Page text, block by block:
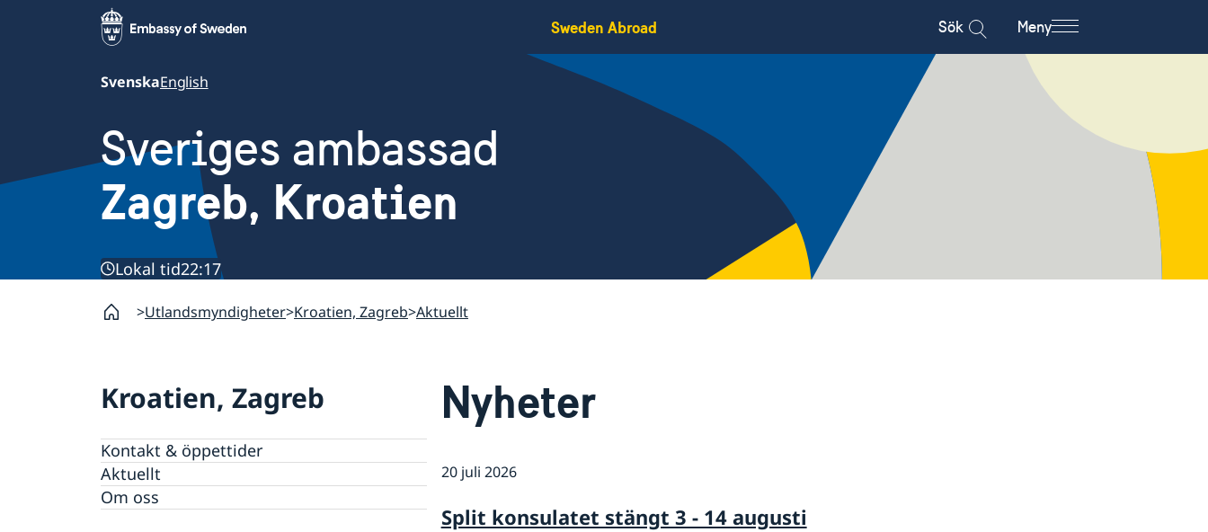
Sweden Abroad Sök Meny
SvenskaEnglish
Sveriges ambassad
Zagreb, Kroatien
Lokal tid22:17
Utlandsmyndigheter Kroatien, Zagreb Aktuellt
Kroatien, Zagreb
Kontakt & öppettider
Aktuellt
Om oss
Nyheter
20 juli 2026
Split konsulatet stängt 3 - 14 augusti